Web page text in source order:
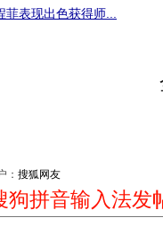
表现出色获得师...
：
狗拼音输入法发